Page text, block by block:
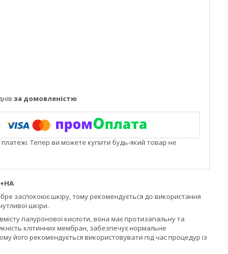
за домовленістю
платежі. Тепер ви можете купити будь-який товар не
заспокоює шкіру, тому рекомендується до використання
шкіри.
гіалуронової кислоти, вона має протизапальну та
клітинних мембран, забезпечує нормальне
його рекомендується використовувати під час процедур із